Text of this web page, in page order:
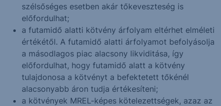
szélsőséges esetben akár tőkeveszteség is
előfordulhat;
a futamidő alatti kötvény árfolyam eltérhet elméleti
értékétől. A futamidő alatti árfolyamot befolyásolja
a másodlagos piac alacsony likviditása, így
előfordulhat, hogy futamidő alatt a kötvény
tulajdonosa a kötvényt a befektetett tőkénél
alacsonyabb áron tudja értékesíteni;
a kötvények MREL-képes kötelezettségek, azaz az